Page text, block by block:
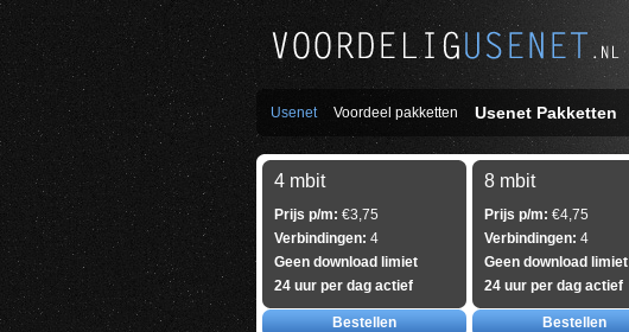
Usenet Voordeel pakketten Usenet Pakketten
4 mbit
Prijs p/m: €3,75
Verbindingen: 4
Geen download limiet
24 uur per dag actief
Bestellen
8 mbit
Prijs p/m: €4,75
Verbindingen: 4
Geen download limiet
24 uur per dag actief
Bestellen